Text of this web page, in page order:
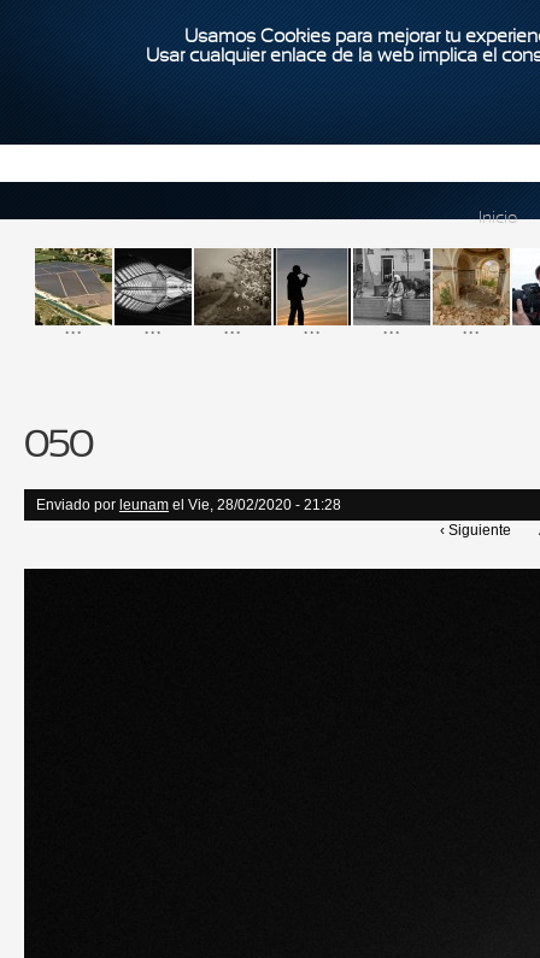
Usamos Cookies para mejorar tu
Usar cualquier enlace de la web implica el
Inicio
... ... ... ... ... ...
050
Enviado por leunam el Vie, 28/02/2020 - 21:28
‹ Siguiente